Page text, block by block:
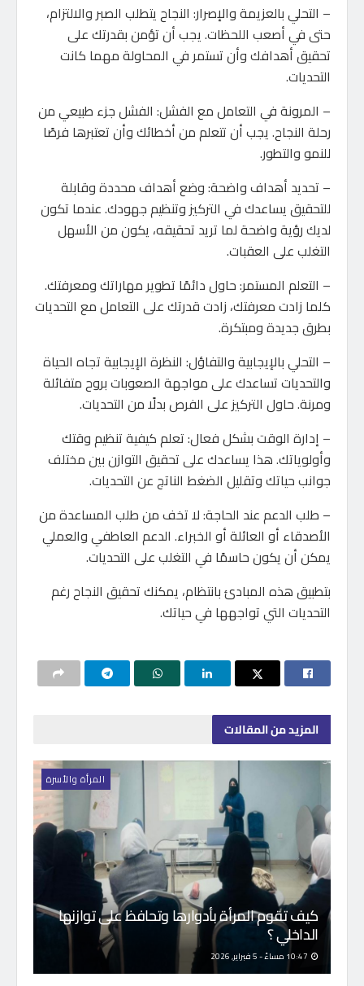
– التحلي بالعزيمة والإصرار: النجاح يتطلب الصبر والالتزام،
حتى في أصعب اللحظات. يجب أن تؤمن بقدرتك على
تحقيق أهدافك وأن تستمر في المحاولة مهما كانت
التحديات.
– المرونة في التعامل مع الفشل: الفشل جزء طبيعي من
رحلة النجاح. يجب أن تتعلم من أخطائك وأن تعتبرها فرصًا
للنمو والتطور.
– تحديد أهداف واضحة: وضع أهداف محددة وقابلة
للتحقيق يساعدك في التركيز وتنظيم جهودك. عندما تكون
لديك رؤية واضحة لما تريد تحقيقه، يكون من الأسهل
التغلب على العقبات.
– التعلم المستمر: حاول دائمًا تطوير مهاراتك ومعرفتك.
كلما زادت معرفتك، زادت قدرتك على التعامل مع التحديات
بطرق جديدة ومبتكرة.
– التحلي بالإيجابية والتفاؤل: النظرة الإيجابية تجاه الحياة
والتحديات تساعدك على مواجهة الصعوبات بروح متفائلة
ومرنة. حاول التركيز على الفرص بدلًا من التحديات.
– إدارة الوقت بشكل فعال: تعلم كيفية تنظيم وقتك
وأولوياتك. هذا يساعدك على تحقيق التوازن بين مختلف
جوانب حياتك وتقليل الضغط الناتج عن التحديات.
– طلب الدعم عند الحاجة: لا تخف من طلب المساعدة من
الأصدقاء أو العائلة أو الخبراء. الدعم العاطفي والعملي
يمكن أن يكون حاسمًا في التغلب على التحديات.
بتطبيق هذه المبادئ بانتظام، يمكنك تحقيق النجاح رغم
التحديات التي تواجهها في حياتك.
المزيدمن المقالات
المرأة والأسرة
كيف تقوم المرأة بأدوارها وتحافظ على توازنها
الداخلي ؟